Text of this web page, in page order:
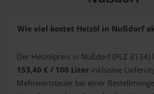
Wie viel kostet Heizöl in Nußdorf
Der Heizölpreis in Nußdorf (PLZ 3134)
153,40 € / 100 Liter inklusive
Mehrwertsteuer bei einer